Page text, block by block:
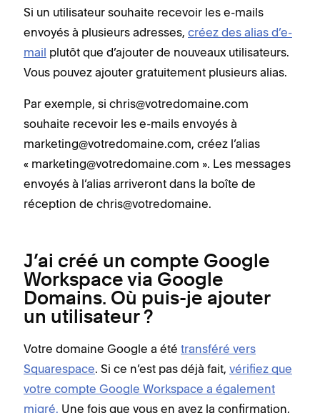
Si un utilisateur souhaite recevoir les e-mails
envoyés à plusieurs adresses, créez des alias d’e-
mail plutôt que d’ajouter de nouveaux utilisateurs.
Vous pouvez ajouter gratuitement plusieurs alias.
Par exemple, si chris@votredomaine.com
souhaite recevoir les e-mails envoyés à
marketing@votredomaine.com, créez l’alias
« marketing@votredomaine.com ». Les messages
envoyés à l’alias arriveront dans la boîte de
réception de chris@votredomaine.
J’ai créé un compte Google
Workspace via Google
Domains. Où puis-je ajouter
un utilisateur ?
Votre domaine Google a été transféré vers
Squarespace. Si ce n’est pas déjà fait, vérifiez que
votre compte Google Workspace a également
migré. Une fois que vous en avez la confirmation,